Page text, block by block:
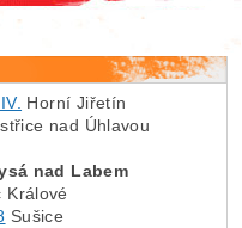
Horní Jiřetín
nad Úhlavou
nad Labem
Králové
Sušice